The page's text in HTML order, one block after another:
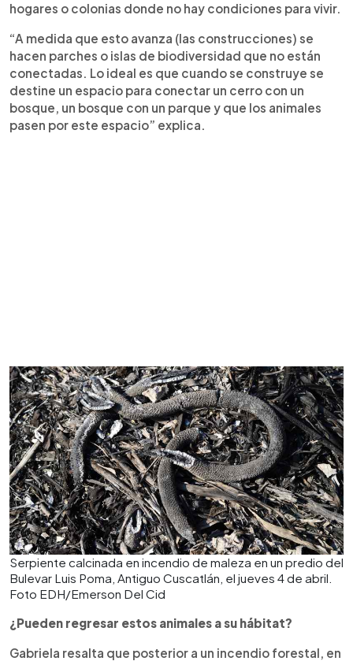
hogares o colonias donde no hay condiciones para vivir.
“A medida que esto avanza (las construcciones) se
hacen parches o islas de biodiversidad que no están
conectadas. Lo ideal es que cuando se construye se
destine un espacio para conectar un cerro con un
bosque, un bosque con un parque y que los animales
pasen por este espacio” explica.
Serpiente calcinada en incendio de maleza en un predio del
Bulevar Luis Poma, Antiguo Cuscatlán, el jueves 4 de abril.
Foto EDH/Emerson Del Cid
¿Pueden regresar estos animales a su hábitat?
Gabriela resalta que posterior a un incendio forestal, en